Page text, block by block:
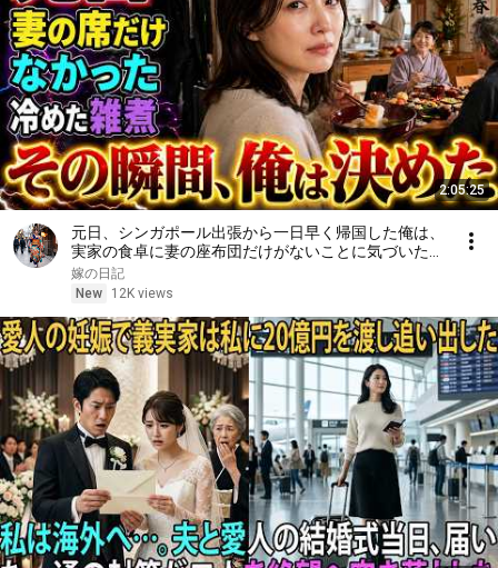
2:05:25
元日、シンガポール出張から一日早く帰国した俺は、
実家の食卓に妻の座布団だけがないことに気づいた。
上機嫌な母の横を通り、台所で冷えた雑煮を一人です
する妻を見た瞬間、俺は黙って翌朝の手続きを決めた
嫁の日記
New
12K views